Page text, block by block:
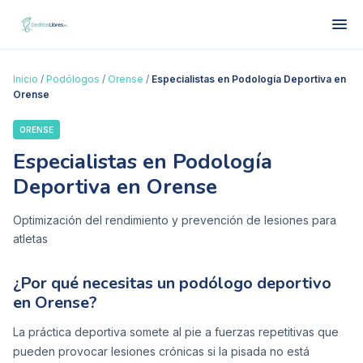
Inicio / Podólogos / Orense / Especialistas en Podología Deportiva en
Orense
ORENSE
Especialistas en Podología
Deportiva en Orense
Optimización del rendimiento y prevención de lesiones para
atletas
¿Por qué necesitas un podólogo deportivo
en Orense?
La práctica deportiva somete al pie a fuerzas repetitivas que
pueden provocar lesiones crónicas si la pisada no está